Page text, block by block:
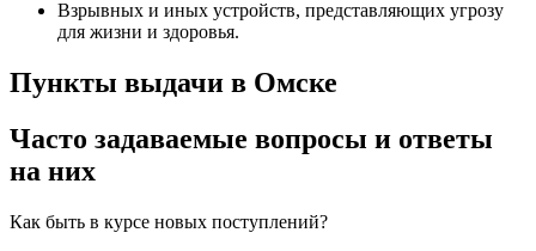
Взрывных и иных устройств, представляющих угрозу
для жизни и здоровья.
Пункты выдачи в Омске
Часто задаваемые вопросы и ответы
на них
Как быть в курсе новых поступлений?